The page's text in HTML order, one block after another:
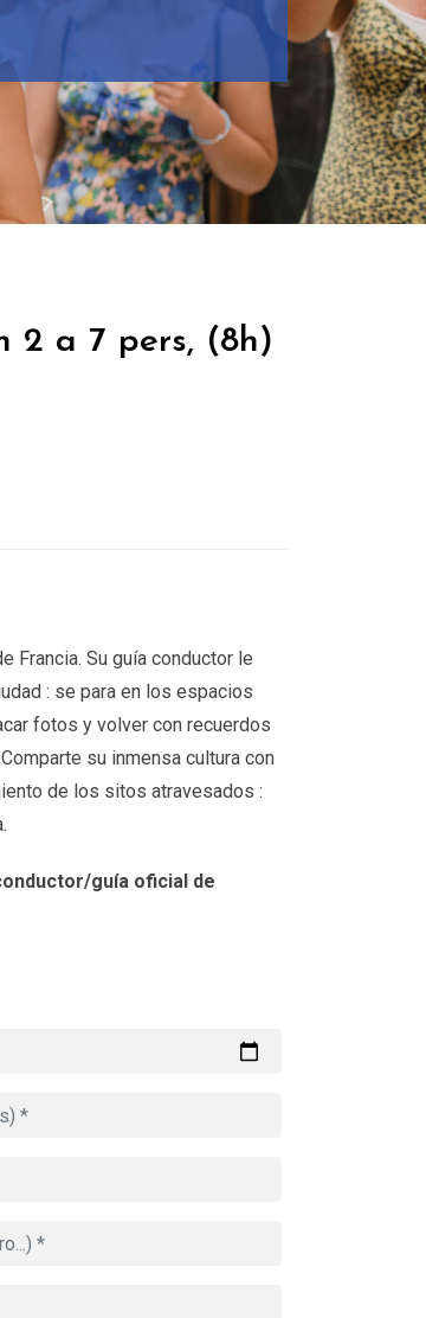
2 a 7 pers, (8h)
Francia. Su guía conductor le
: se para en los espacios
fotos y volver con recuerdos
su inmensa cultura con
de los sitos atravesados :
guía oficial de